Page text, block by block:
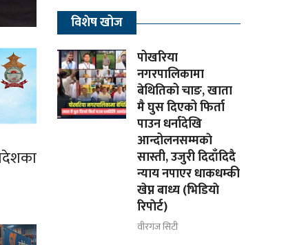
विशेष खोज
पोखरिया
नगरपालिकामा
बेथितिको चाङ, खाता
मै घुस दिएको फिर्ता
पाउन धर्नादेखि
आन्दोलनसम्मकाे
सास्ती, उजुरी दिदाँदिदै
न्याय नपाएर धाकधम्की
खेप्न बाध्य (भिडियाे
रिपाेर्ट)
वीरगंज सिटी